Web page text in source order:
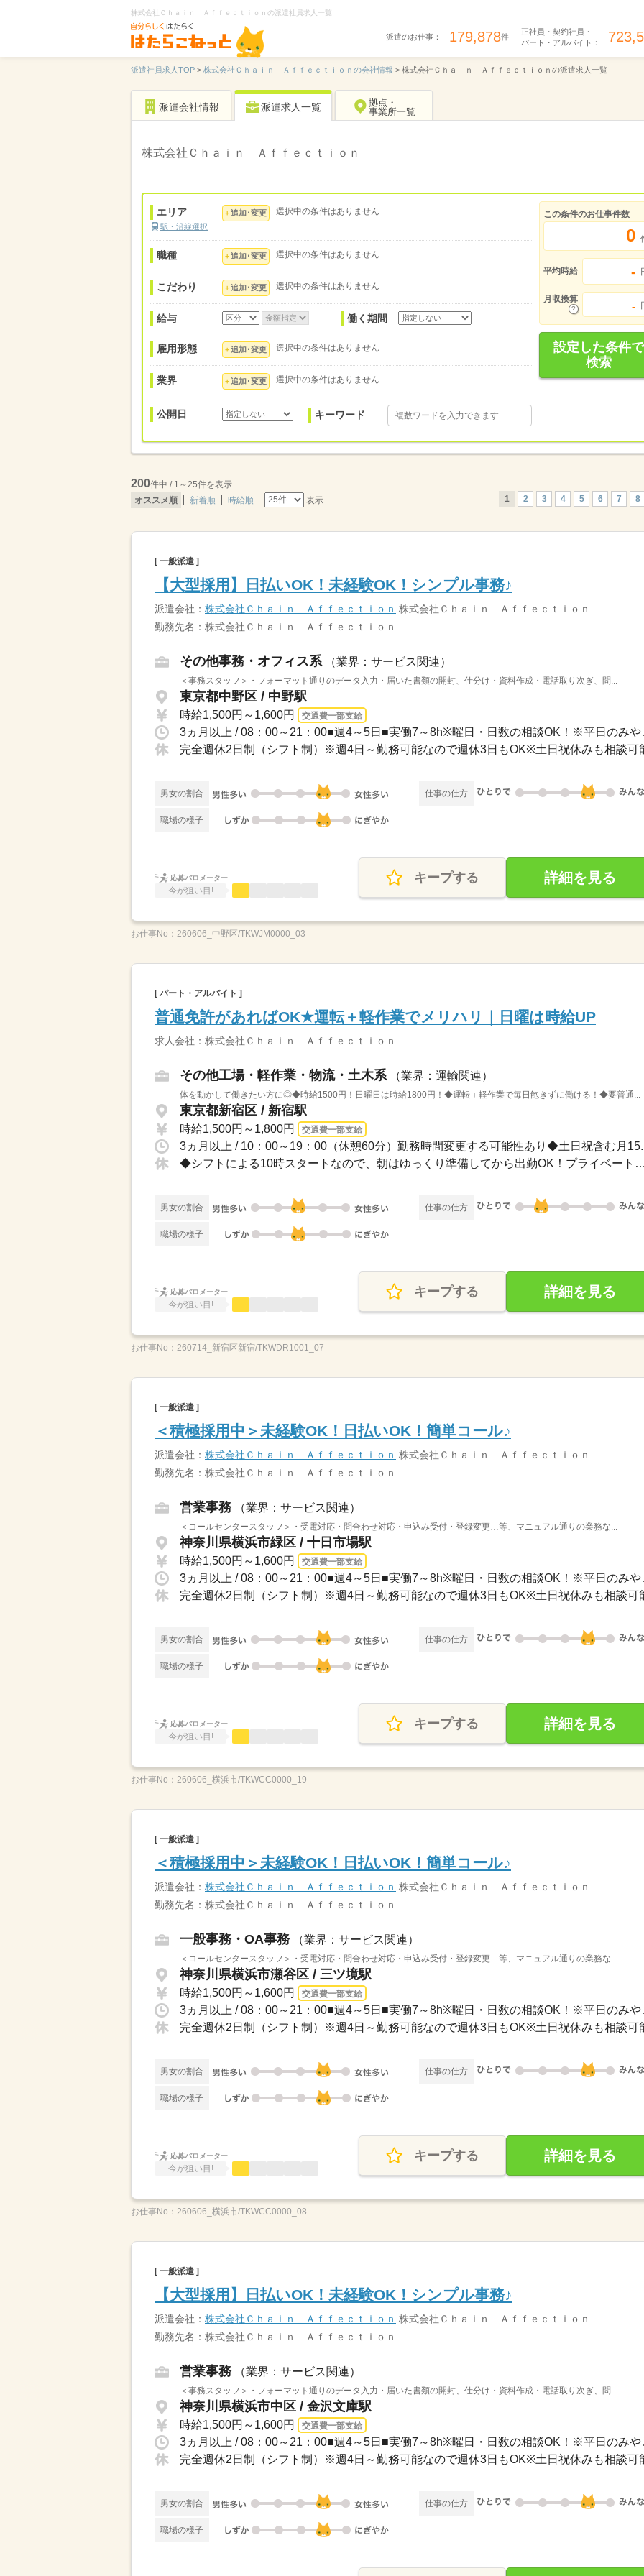
株式会社Ｃｈａｉｎ Ａｆｆｅｃｔｉｏｎの派遣社員求人一覧
派遣のお仕事： 179,878件
正社員・契約社員・
パート・アルバイト：
派遣社員求人TOP > 株式会社Ｃｈａｉｎ Ａｆｆｅｃｔｉｏｎの会社情報 > 株式会社Ｃｈａｉｎ Ａｆｆｅｃｔｉｏｎの派遣求人一覧
派遣会社情報 派遣求人一覧
拠点・
事業所一覧
株式会社Ｃｈａｉｎ Ａｆｆｅｃｔｉｏｎ
エリア
駅・沿線選択
追加･変更 選択中の条件はありません
職種 追加･変更 選択中の条件はありません
こだわり 追加･変更 選択中の条件はありません
給与 働く期間
雇用形態 追加･変更 選択中の条件はありません
業界 追加･変更 選択中の条件はありません
公開日 キーワード
この条件のお仕事件数
0
平均時給 -
月収換算
-
設定した条件で
検索
200件中 / 1～25件を表示
オススメ順
新着順 時給順 表示 1 2 3 4 5 6 7 8
[ 一般派遣 ]
【大型採用】日払いOK！未経験OK！シンプル事務♪
派遣会社： 株式会社Ｃｈａｉｎ Ａｆｆｅｃｔｉｏｎ 株式会社Ｃｈａｉｎ Ａｆｆｅｃｔｉｏｎ
勤務先名：株式会社Ｃｈａｉｎ Ａｆｆｅｃｔｉｏｎ
その他事務・オフィス系 （業界：サービス関連）
＜事務スタッフ＞・フォーマット通りのデータ入力・届いた書類の開封、仕分け・資料作成・電話取り次ぎ、問...
東京都中野区 / 中野駅
時給1,500円～1,600円 交通費一部支給
3ヵ月以上
完全週休2日制（シフト制）※週4日～勤務可能なので週休3日もOK※土日祝休みも相談可
男女の割合 仕事の仕方
職場の様子
応募バロメーター
今が狙い目!
キープする 詳細を見る
お仕事No： 260606_中野区/TKWJM0000_03
[ パート・アルバイト ]
普通免許があればOK★運転＋軽作業でメリハリ｜日曜は時給UP
求人会社：株式会社Ｃｈａｉｎ Ａｆｆｅｃｔｉｏｎ
その他工場・軽作業・物流・土木系 （業界：運輸関連）
体を動かして働きたい方に◎◆時給1500円！日曜日は時給1800円！◆運転＋軽作業で毎日飽きずに働ける！◆要普通...
東京都新宿区 / 新宿駅
時給1,500円～1,800円 交通費一部支給
3ヵ月以上 / 10：00～19：00（休憩60分）勤務時間変更する可能性あり◆土日祝含む月
◆シフトによる10時スタートなので、朝はゆっくり準備してから出勤OK！プライベートの...
男女の割合 仕事の仕方
職場の様子
応募バロメーター
今が狙い目!
キープする 詳細を見る
お仕事No： 260714_新宿区新宿/TKWDR1001_07
[ 一般派遣 ]
＜積極採用中＞未経験OK！日払いOK！簡単コール♪
派遣会社： 株式会社Ｃｈａｉｎ Ａｆｆｅｃｔｉｏｎ 株式会社Ｃｈａｉｎ Ａｆｆｅｃｔｉｏｎ
勤務先名：株式会社Ｃｈａｉｎ Ａｆｆｅｃｔｉｏｎ
営業事務 （業界：サービス関連）
＜コールセンタースタッフ＞・受電対応・問合わせ対応・申込み受付・登録変更…等、マニュアル通りの業務な...
神奈川県横浜市緑区 / 十日市場駅
時給1,500円～1,600円 交通費一部支給
3ヵ月以上
完全週休2日制（シフト制）※週4日～勤務可能なので週休3日もOK※土日祝休みも相談可
男女の割合 仕事の仕方
職場の様子
応募バロメーター
今が狙い目!
キープする 詳細を見る
お仕事No： 260606_横浜市/TKWCC0000_19
[ 一般派遣 ]
＜積極採用中＞未経験OK！日払いOK！簡単コール♪
派遣会社： 株式会社Ｃｈａｉｎ Ａｆｆｅｃｔｉｏｎ 株式会社Ｃｈａｉｎ Ａｆｆｅｃｔｉｏｎ
勤務先名：株式会社Ｃｈａｉｎ Ａｆｆｅｃｔｉｏｎ
一般事務・OA事務 （業界：サービス関連）
＜コールセンタースタッフ＞・受電対応・問合わせ対応・申込み受付・登録変更…等、マニュアル通りの業務な...
神奈川県横浜市瀬谷区 / 三ツ境駅
時給1,500円～1,600円 交通費一部支給
3ヵ月以上
完全週休2日制（シフト制）※週4日～勤務可能なので週休3日もOK※土日祝休みも相談可
男女の割合 仕事の仕方
職場の様子
応募バロメーター
今が狙い目!
キープする 詳細を見る
お仕事No： 260606_横浜市/TKWCC0000_08
[ 一般派遣 ]
【大型採用】日払いOK！未経験OK！シンプル事務♪
派遣会社： 株式会社Ｃｈａｉｎ Ａｆｆｅｃｔｉｏｎ 株式会社Ｃｈａｉｎ Ａｆｆｅｃｔｉｏｎ
勤務先名：株式会社Ｃｈａｉｎ Ａｆｆｅｃｔｉｏｎ
営業事務 （業界：サービス関連）
＜事務スタッフ＞・フォーマット通りのデータ入力・届いた書類の開封、仕分け・資料作成・電話取り次ぎ、問...
神奈川県横浜市中区 / 金沢文庫駅
時給1,500円～1,600円 交通費一部支給
3ヵ月以上
完全週休2日制（シフト制）※週4日～勤務可能なので週休3日もOK※土日祝休みも相談可
男女の割合 仕事の仕方
職場の様子